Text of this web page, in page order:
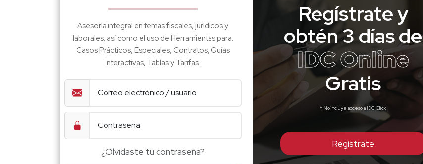
Asesoría integral en temas fiscales, jurídicos y
laborales, así como el uso de Herramientas para:
Casos Prácticos, Especiales, Contratos, Guías
Interactivas, Tablas y Tarifas.
¿Olvidaste tu contraseña?
Regístrate y
obtén 3 días de
IDC Online
Gratis
* No incluye acceso a IDC Click
Regístrate